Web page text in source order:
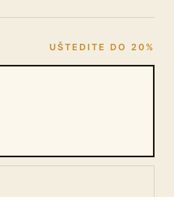
UŠTEDITE DO 20%